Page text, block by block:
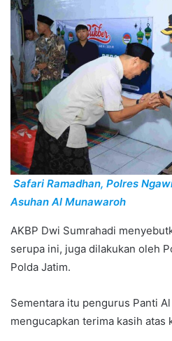
Safari Ramadhan, Polres
Asuhan Al Munawaroh
AKBP Dwi Sumrahadi
serupa ini, juga dilakukan oleh
Polda Jatim.
Sementara itu pengurus Panti
mengucapkan terima kasih atas